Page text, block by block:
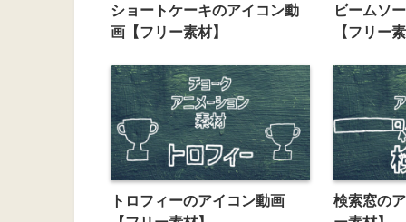
ショートケーキのアイコン動
画【フリー素材】
ビームソ
【フリー
トロフィーのアイコン動画
検索窓の